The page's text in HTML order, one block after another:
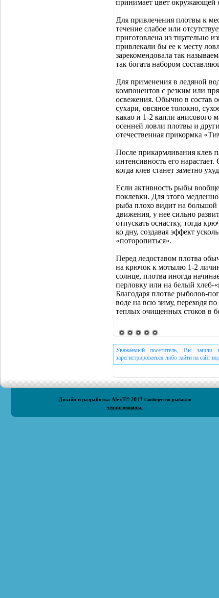
принимает цвет окружающей
Для привлечения плотвы к
течение слабое или
приготовлена из тщательно
привлекали бы ее к месту
зарекомендовала так
так богата набором
Для применения в ледяной
компонентов с резким или
освежения. Обычно в состав
сухари, овсяное толокно,
какао и 1-2 капли анисового
осенней ловли плотвы и
отечественная прикормка
После прикармливания клев
интенсивность его
когда клев станет заметно
Если активность рыбы
поклевки. Для этого
рыба плохо видит на
движения, у нее сильно
отпускать оснастку, тогда
ко дну, создавая эффект
«поторопиться».
Перед ледоставом плотва
на крючок к мотылю 1-2
солнце, плотва иногда
перловку или на белый хлеб-
Благодаря плотве рыболов-
воде на всю зиму, переходя
теплых очищенных стоков в
Уважаемый посетитель, Вы зашли
зарегистрироваться либо зайти на сайт
Дизайн и разработка AlexT© 2013 Сообщество рыбаков
черниговщины.